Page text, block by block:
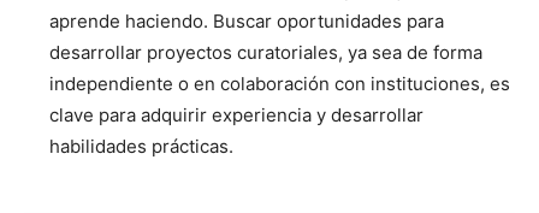
aprende haciendo. Buscar oportunidades para
desarrollar proyectos curatoriales, ya sea de forma
independiente o en colaboración con instituciones, es
clave para adquirir experiencia y desarrollar
habilidades prácticas.